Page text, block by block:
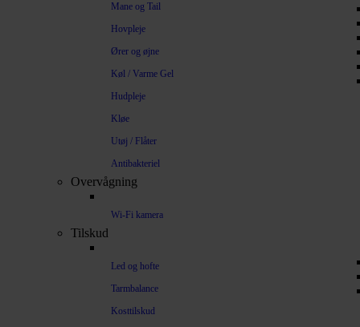
Mane og Tail
Hovpleje
Ører og øjne
Køl / Varme Gel
Hudpleje
Kløe
Utøj / Flåter
Antibakteriel
Overvågning
Wi-Fi kamera
Tilskud
Led og hofte
Tarmbalance
Kosttilskud